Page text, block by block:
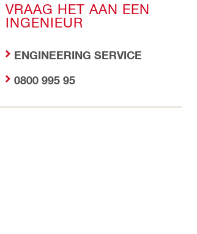
VRAAG HET AAN EEN
INGENIEUR
ENGINEERING SERVICE
0800 995 95